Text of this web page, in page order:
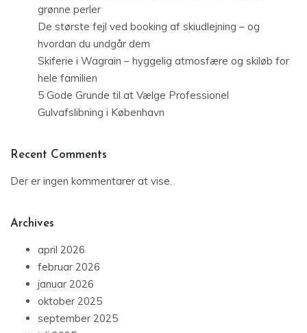
grønne perler
De største fejl ved booking af skiudlejning – og
hvordan du undgår dem
Skiferie i Wagrain – hyggelig atmosfære og skiløb for
hele familien
5 Gode Grunde til at Vælge Professionel
Gulvafslibning i København
Recent Comments
Der er ingen kommentarer at vise.
Archives
april 2026
februar 2026
januar 2026
oktober 2025
september 2025